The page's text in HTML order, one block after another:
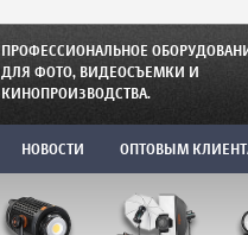
ПРОФЕССИОНАЛЬНОЕ
ДЛЯ ФОТО, ВИДЕОСЪЕМКИ И
КИНОПРОИЗВОДСТВА.
НОВОСТИ ОПТОВЫМ